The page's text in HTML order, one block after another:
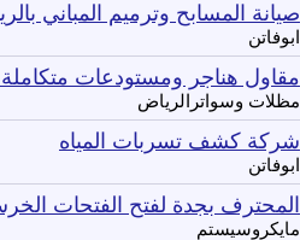
صيانة المسابح وترميم المباني
ابوفاتن
مقاول هناجر ومستودعات متكاملة لجميع
مظلات وسواترالرياض
شركة كشف تسربات المياه
ابوفاتن
المحترف بجدة لفتح الفتحات
مايكروسيستم